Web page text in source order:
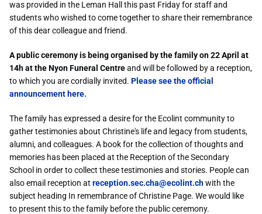
was provided in the Leman Hall this past Friday for staff and
students who wished to come together to share their remembrance
of this dear colleague and friend.
A public ceremony is being organised by the family on 22 April at
14h at the Nyon Funeral Centreand will be followed by a reception,
to which you are cordially invited. Please see the official
announcement here.
The family has expressed a desire for the Ecolint community to
gather testimonies about Christine's life and legacy from students,
alumni, and colleagues. A book for the collection of thoughts and
memories has been placed at the Reception of the Secondary
School in order to collect these testimonies and stories. People can
also email reception at reception.sec.cha@ecolint.chwith the
subject heading In remembrance of Christine Page. We would like
to present this to the family before the public ceremony.